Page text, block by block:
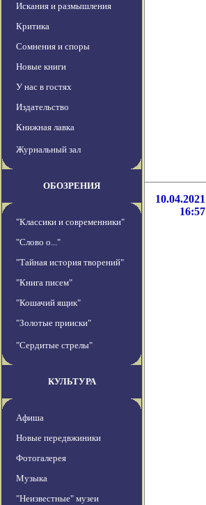
Искания и размышления
Критика
Сомнения и споры
Новые книги
У нас в гостях
Издательство
Книжная лавка
Журнальный зал
ОБОЗРЕНИЯ
"Классики и современники"
"Слово о..."
"Тайная история творений"
"Книга писем"
"Кошачий ящик"
"Золотые прииски"
"Сердитые стрелы"
КУЛЬТУРА
Афиша
Новые передвжиники
Фотогалерея
Музыка
"Неизвестные" музеи
10.04.2021
16:57